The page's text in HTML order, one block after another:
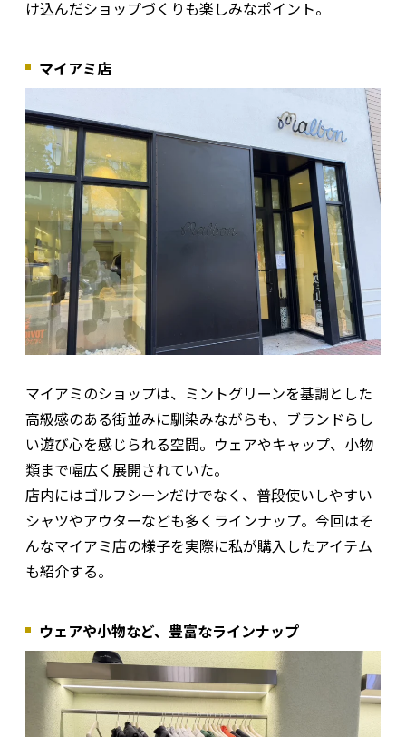
け込んだショップづくりも楽しみなポイント。
マイアミ店
マイアミのショップは、ミントグリーンを基調とした
高級感のある街並みに馴染みながらも、ブランドらし
い遊び心を感じられる空間。ウェアやキャップ、小物
類まで幅広く展開されていた。
店内にはゴルフシーンだけでなく、普段使いしやすい
シャツやアウターなども多くラインナップ。今回はそ
んなマイアミ店の様子を実際に私が購入したアイテム
も紹介する。
ウェアや小物など、豊富なラインナップ